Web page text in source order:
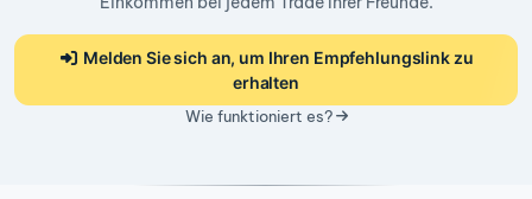
Melden Sie sich an, um Ihren Empfehlungslink zu
erhalten
Wie funktioniert es?